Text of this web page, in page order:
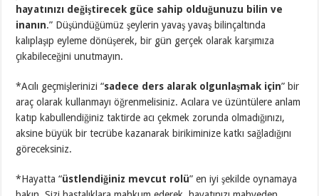
hayatınızı değiştirecek güce sahip olduğunuzu bilin ve
inanın.” Düşündüğümüz şeylerin yavaş yavaş bilinçaltında
kalıplaşıp eyleme dönüşerek, bir gün gerçek olarak karşımıza
çıkabileceğini unutmayın.
*Acılı geçmişlerinizi “sadece ders alarak olgunlaşmak için” bir
araç olarak kullanmayı öğrenmelisiniz. Acılara ve üzüntülere anlam
katıp kabullendiğiniz taktirde acı çekmek zorunda olmadığınızı,
aksine büyük bir tecrübe kazanarak birikiminize katkı sağladığını
göreceksiniz.
*Hayatta “üstlendiğiniz mevcut rolü” en iyi şekilde oynamaya